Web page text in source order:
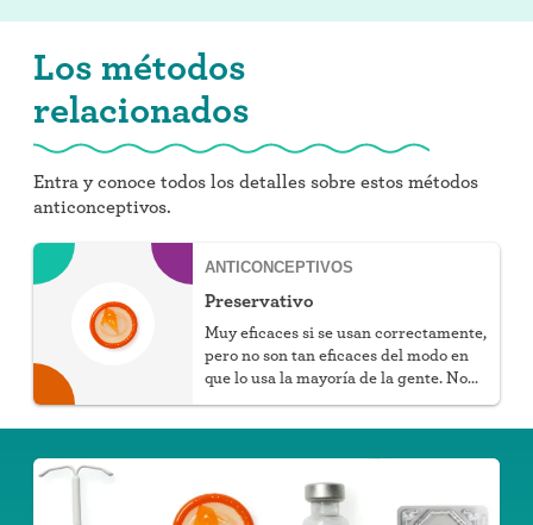
Los métodos
relacionados
Entra y conoce todos los detalles sobre estos métodos
anticonceptivos.
ANTICONCEPTIVOS
Preservativo
Muy eficaces si se usan correctamente,
pero no son tan eficaces del modo en
que lo usa la mayoría de la gente. No